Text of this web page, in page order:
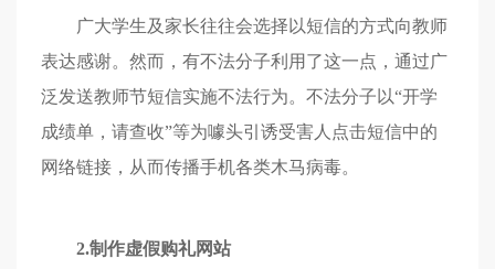
广大学生及家长往往会选择以短信的方式向教师
表达感谢。然而，有不法分子利用了这一点，通过广
泛发送教师节短信实施不法行为。不法分子以“开学
成绩单，请查收”等为噱头引诱受害人点击短信中的
网络链接，从而传播手机各类木马病毒。
2.制作虚假购礼网站